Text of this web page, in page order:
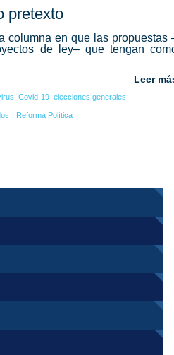
pretexto
columna en que las propuestas
de ley– que tengan
Leer
Covid-19 elecciones generales
Reforma Política